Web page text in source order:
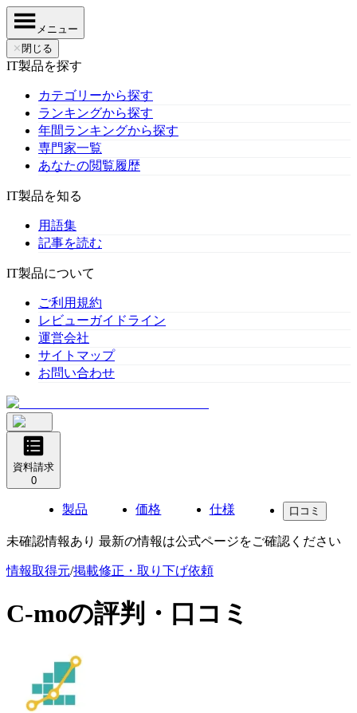
メニュー
✕ 閉じる
IT製品を探す
カテゴリーから探す
ランキングから探す
年間ランキングから探す
専門家一覧
あなたの閲覧履歴
IT製品を知る
用語集
記事を読む
IT製品について
ご利用規約
レビューガイドライン
運営会社
サイトマップ
お問い合わせ
資料請求
0
製品 価格 仕様 口コミ
未確認情報あり 最新の情報は公式ページをご確認ください
情報取得元/掲載修正・取り下げ依頼
C-moの評判・口コミ